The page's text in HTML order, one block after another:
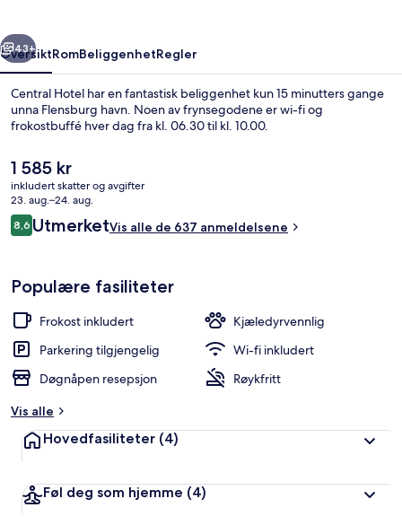
Neste
43+
OversiktRomBeliggenhetRegler
Central Hotel har en fantastisk beliggenhet kun 15 minutters gange
unna Flensburg havn. Noen av frynsegodene er wi-fi og
frokostbuffé hver dag fra kl. 06.30 til kl. 10.00.
Den
nåværende
prisen
er
1 585 kr
1 585 kr
inkludert skatter og avgifter
23. aug.–24. aug.
Anmeldelser
8,68,6 av 10 –
UtmerketVis alle de 637 anmeldelsene
Populære fasiliteter
Frokost inkludert
Kjæledyrvennlig
Parkering tilgjengelig
Wi-fi inkludert
Døgnåpen resepsjon
Røykfritt
Vis alle
Hovedfasiliteter (4)
Føl deg som hjemme (4)